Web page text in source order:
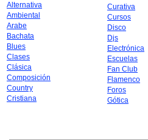
Alternativa
Ambiental
Arabe
Bachata
Blues
Clases
Clásica
Composición
Country
Cristiana
Curativa
Cursos
Disco
Djs
Electrónica
Escuelas
Fan Club
Flamenco
Foros
Gótica